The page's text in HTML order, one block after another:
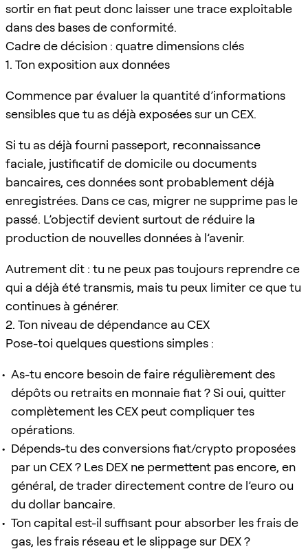
sortir en fiat peut donc laisser une trace exploitable
dans des bases de conformité.
Cadre de décision : quatre dimensions clés
1. Ton exposition aux données
Commence par évaluer la quantité d’informations
sensibles que tu as déjà exposées sur un CEX.
Si tu as déjà fourni passeport, reconnaissance
faciale, justificatif de domicile ou documents
bancaires, ces données sont probablement déjà
enregistrées. Dans ce cas, migrer ne supprime pas le
passé. L’objectif devient surtout de réduire la
production de nouvelles données à l’avenir.
Autrement dit : tu ne peux pas toujours reprendre ce
qui a déjà été transmis, mais tu peux limiter ce que tu
continues à générer.
2. Ton niveau de dépendance au CEX
Pose-toi quelques questions simples :
As-tu encore besoin de faire régulièrement des
dépôts ou retraits en monnaie fiat ? Si oui, quitter
complètement les CEX peut compliquer tes
opérations.
Dépends-tu des conversions fiat/crypto proposées
par un CEX ? Les DEX ne permettent pas encore, en
général, de trader directement contre de l’euro ou
du dollar bancaire.
Ton capital est-il suffisant pour absorber les frais de
gas, les frais réseau et le slippage sur DEX ?